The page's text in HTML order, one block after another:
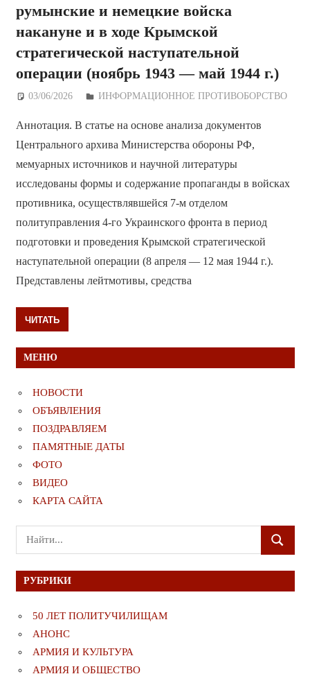
румынские и немецкие войска
накануне и в ходе Крымской
стратегической наступательной
операции (ноябрь 1943 — май 1944 г.)
03/06/2026 Дежурный по Редакции
ИНФОРМАЦИОННОЕ ПРОТИВОБОРСТВО
Аннотация. В статье на основе анализа документов
Центрального архива Министерства обороны РФ,
мемуарных источников и научной литературы
исследованы формы и содержание пропаганды в войсках
противника, осуществлявшейся 7-м отделом
политуправления 4-го Украинского фронта в период
подготовки и проведения Крымской стратегической
наступательной операции (8 апреля — 12 мая 1944 г.).
Представлены лейтмотивы, средства
ЧИТАТЬ
МЕНЮ
НОВОСТИ
ОБЪЯВЛЕНИЯ
ПОЗДРАВЛЯЕМ
ПАМЯТНЫЕ ДАТЫ
ФОТО
ВИДЕО
КАРТА САЙТА
Поиск
для:
ПОИСК
РУБРИКИ
50 ЛЕТ ПОЛИТУЧИЛИЩАМ
АНОНС
АРМИЯ И КУЛЬТУРА
АРМИЯ И ОБЩЕСТВО